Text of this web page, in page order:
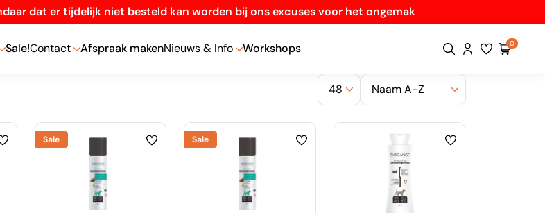
dat er tijdelijk niet besteld kan worden bij ons excuses voor het ongemak
Sale!Contact Afspraak makenNieuws & Info Workshops 0
Sale Sale